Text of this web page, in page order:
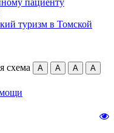
пациенту
туризм в Томской
схема А А А А